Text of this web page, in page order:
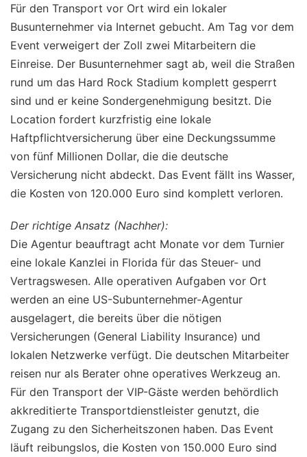
Für den Transport vor Ort wird ein lokaler
Busunternehmer via Internet gebucht. Am Tag vor dem
Event verweigert der Zoll zwei Mitarbeitern die
Einreise. Der Busunternehmer sagt ab, weil die Straßen
rund um das Hard Rock Stadium komplett gesperrt
sind und er keine Sondergenehmigung besitzt. Die
Location fordert kurzfristig eine lokale
Haftpflichtversicherung über eine Deckungssumme
von fünf Millionen Dollar, die die deutsche
Versicherung nicht abdeckt. Das Event fällt ins Wasser,
die Kosten von 120.000 Euro sind komplett verloren.
Der richtige Ansatz (Nachher):
Die Agentur beauftragt acht Monate vor dem Turnier
eine lokale Kanzlei in Florida für das Steuer- und
Vertragswesen. Alle operativen Aufgaben vor Ort
werden an eine US-Subunternehmer-Agentur
ausgelagert, die bereits über die nötigen
Versicherungen (General Liability Insurance) und
lokalen Netzwerke verfügt. Die deutschen Mitarbeiter
reisen nur als Berater ohne operatives Werkzeug an.
Für den Transport der VIP-Gäste werden behördlich
akkreditierte Transportdienstleister genutzt, die
Zugang zu den Sicherheitszonen haben. Das Event
läuft reibungslos, die Kosten von 150.000 Euro sind